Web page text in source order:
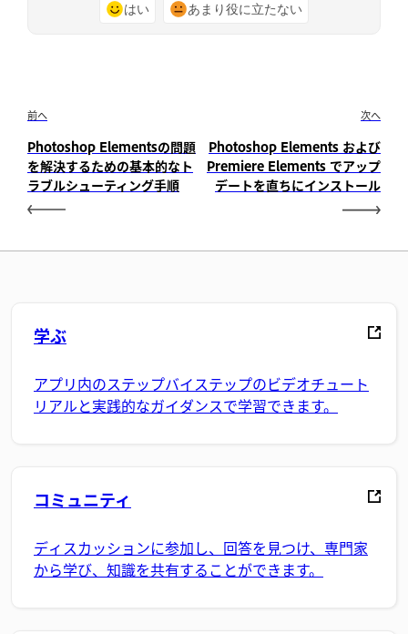
はい あまり役に立たない
前へ
Photoshop Elementsの問題
を解決するための基本的なト
ラブルシューティング手順
次へ
Photoshop Elements および
Premiere Elements でアップ
デートを直ちにインストール
学ぶ
アプリ内のステップバイステップのビデオチュート
リアルと実践的なガイダンスで学習できます。
コミュニティ
ディスカッションに参加し、回答を見つけ、専門家
から学び、知識を共有することができます。